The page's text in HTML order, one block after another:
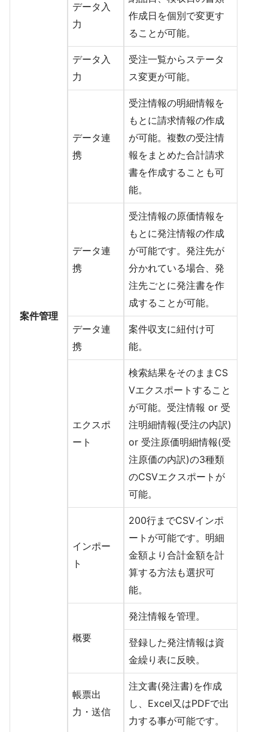
案件管理
データ入
力
作成日を個別で変更す
ることが可能。
データ入
力
受注一覧からステータ
ス変更が可能。
データ連
携
受注情報の明細情報を
もとに請求情報の作成
が可能。複数の受注情
報をまとめた合計請求
書を作成することも可
能。
データ連
携
受注情報の原価情報を
もとに発注情報の作成
が可能です。発注先が
分かれている場合、発
注先ごとに発注書を作
成することが可能。
データ連
携
案件収支に紐付け可
能。
エクスポ
ート
検索結果をそのままCS
Vエクスポートすること
が可能。受注情報 or 受
注明細情報(受注の内訳)
or 受注原価明細情報(受
注原価の内訳)の3種類
のCSVエクスポートが
可能。
インポー
ト
200行までCSVインポ
ートが可能です。明細
金額より合計金額を計
算する方法も選択可
能。
概要
発注情報を管理。
登録した発注情報は資
金繰り表に反映。
帳票出
力・送信
注文書(発注書)を作成
し、Excel又はPDFで出
力する事が可能です。